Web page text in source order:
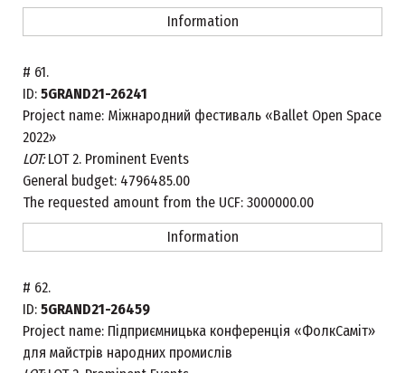
Information
# 61.
ID: 5GRAND21-26241
Project name: Міжнародний фестиваль «Ballet Open Space
2022»
LOT:LOT 2. Prominent Events
General budget: 4796485.00
The requested amount from the UCF: 3000000.00
Information
# 62.
ID: 5GRAND21-26459
Project name: Підприємницька конференція «ФолкCаміт»
для майстрів народних промислів